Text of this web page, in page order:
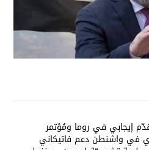
إيجابي في روما ومُؤتمر
في واشنطن دعم فاتيكاني